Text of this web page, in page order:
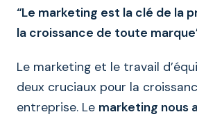
“Le marketing est la clé de la
la croissance de toute
Le marketing et le travail
deux cruciaux pour la
entreprise. Le marketing nous